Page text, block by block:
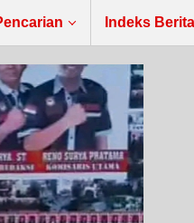
Indeks Berita